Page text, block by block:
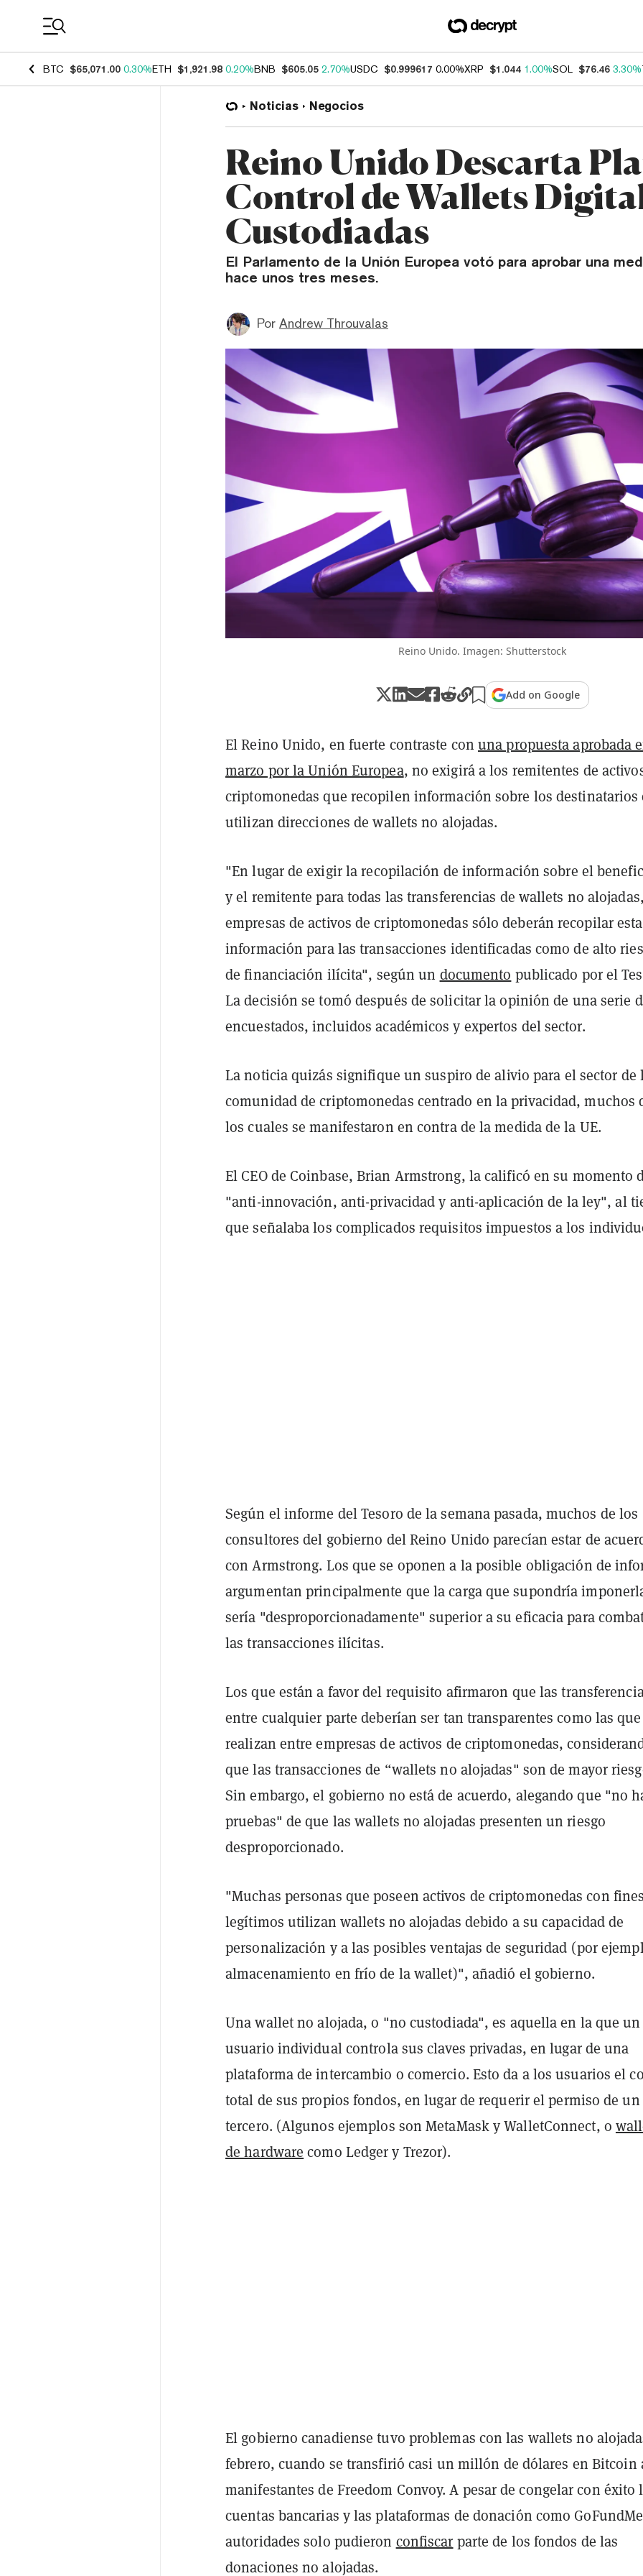
BTC $65,071.00 0.30%ETH $1,921.98 0.20%BNB $605.05 2.70%USDC $0.999617 0.00%XRP $1.044 1.00%SOL $76.46 3.30%
Noticias Negocios
Reino Unido Descarta
Control de Wallets
Custodiadas
El Parlamento de la Unión Europea votó para aprobar una
hace unos tres meses.
Por Andrew Throuvalas
Reino Unido. Imagen: Shutterstock
Add on Google
El Reino Unido, en fuerte contraste conuna propuesta aprobada
marzo por la Unión Europea, no exigirá a los remitentes de
criptomonedas que recopilen información sobre los destinatarios
utilizan direcciones de wallets no alojadas.
"En lugar de exigir la recopilación de información sobre el
y el remitente para todas las transferencias de wallets no
empresas de activos de criptomonedas sólo deberán recopilar esta
información para las transacciones identificadas como de alto
de financiación ilícita", según un documento publicado por el
La decisión se tomó después de solicitar la opinión de una serie
encuestados, incluidos académicos y expertos del sector.
La noticia quizás signifique un suspiro de alivio para el sector de
comunidad de criptomonedas centrado en la privacidad, muchos
los cuales se manifestaron en contra de la medida de la UE.
El CEO de Coinbase, Brian Armstrong, la calificó en su momento
"anti-innovación, anti-privacidad y anti-aplicación de la ley", al
que señalaba los complicados requisitos impuestos a los
Según el informe del Tesoro de la semana pasada, muchos de los
consultores del gobierno del Reino Unido parecían estar de
con Armstrong. Los que se oponen a la posible obligación de
argumentan principalmente que la carga que supondría
sería "desproporcionadamente" superior a su eficacia para
las transacciones ilícitas.
Los que están a favor del requisito afirmaron que las
entre cualquier parte deberían ser tan transparentes como las que
realizan entre empresas de activos de criptomonedas,
que las transacciones de “wallets no alojadas" son de mayor
Sin embargo, el gobierno no está de acuerdo, alegando que "no
pruebas" de que las wallets no alojadas presenten un riesgo
desproporcionado.
"Muchas personas que poseen activos de criptomonedas con fines
legítimos utilizan wallets no alojadas debido a su capacidad de
personalización y a las posibles ventajas de seguridad (por
almacenamiento en frío de la wallet)", añadió el gobierno.
Una wallet no alojada, o "no custodiada", es aquella en la que un
usuario individual controla sus claves privadas, en lugar de una
plataforma de intercambio o comercio. Esto da a los usuarios el
total de sus propios fondos, en lugar de requerir el permiso de un
tercero. (Algunos ejemplos son MetaMask y WalletConnect, o
de hardware como Ledger y Trezor).
El gobierno canadiense tuvo problemas con las wallets no
febrero, cuando se transfirió casi un millón de dólares en Bitcoin
manifestantes de Freedom Convoy. A pesar de congelar con éxito
cuentas bancarias y las plataformas de donación como
autoridades solo pudieron confiscar parte de los fondos de las
donaciones no alojadas.